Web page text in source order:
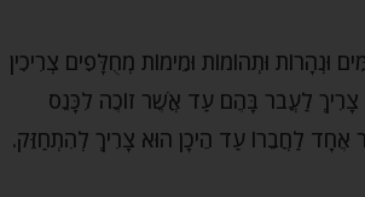
וּנְהָרוֹת וּתְהוֹמוֹת וּמֵימוֹת מְחֻלָּפִים צְרִיכִין
צָרִיךְ לַעֲבֹר בָּהֶם עַד אֲשֶׁר זוֹכֶה לִכָּנֵס
לַחֲבֵרוֹ עַד הֵיכָן הוּא צָרִיךְ לְהִתְחַזֵּק.